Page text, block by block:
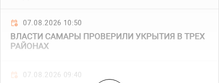
07.08.2026 10:50
ВЛАСТИ САМАРЫ ПРОВЕРИЛИ УКРЫТИЯ В ТРЕХ
РАЙОНАХ
07.08.2026 09:40